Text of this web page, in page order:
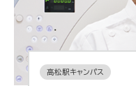
高松駅キャンパス